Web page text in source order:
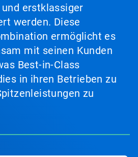
erstklassiger
werden. Diese
ermöglicht es
mit seinen Kunden
Best-in-Class
in ihren Betrieben zu
zu